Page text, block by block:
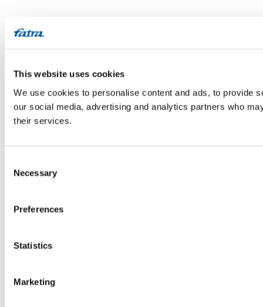
This website uses cookies
We use cookies to personalise content and ads, to provide
our social media, advertising and analytics partners who
their services.
Selection
Necessary
Preferences
Statistics
Marketing